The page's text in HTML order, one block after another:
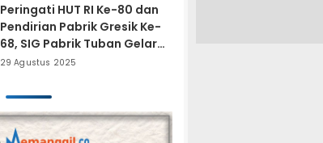
Peringati HUT RI Ke-80 dan
Pendirian Pabrik Gresik Ke-
68, SIG Pabrik Tuban Gelar
Fun Trail Run
29 Agustus 2025